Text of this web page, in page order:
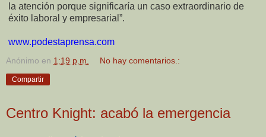
la atención porque significaría un caso extraordinario de
éxito laboral y empresarial”.
www.podestaprensa.com
Anónimo en 1:19 p.m. No hay comentarios.:
Compartir
Centro Knight: acabó la emergencia